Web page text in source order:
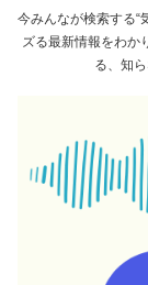
今みんなが検索する“
ズる最新情報をわか
る、知